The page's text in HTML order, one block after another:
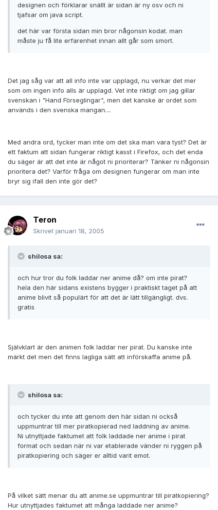
designen och förklarar snällt är sidan är ny osv och ni
tjafsar om java script.
det här var första sidan min bror någonsin kodat. man
måste ju få lite erfarenhet innan allt går som smort.
Det jag såg var att all info inte var upplagd, nu verkar det mer
som om ingen info alls är upplagd. Vet inte riktigt om jag gillar
svenskan i "Hand Förseglingar", men det kanske är ordet som
används i den svenska mangan....
Med andra ord, tycker man inte om det ska man vara tyst? Det är
ett faktum att sidan fungerar riktigt kasst i Firefox, och det enda
du säger är att det inte är något ni prioriterar? Tänker ni någonsin
prioritera det? Varför fråga om designen fungerar om man inte
bryr sig ifall den inte gör det?
Teron
Skrivet januari 18, 2005
shilosa sa:
och hur tror du folk laddar ner anime då? om inte pirat?
hela den här sidans existens bygger i praktiskt taget på att
anime blivit så populärt för att det är lätt tillgängligt. dvs.
gratis
Självklart är den animen folk laddar ner pirat. Du kanske inte
märkt det men det finns lagliga sätt att införskaffa anime på.
shilosa sa:
och tycker du inte att genom den här sidan ni också
uppmuntrar till mer piratkopierad ned laddning av anime.
Ni utnyttjade faktumet att folk laddade ner anime i pirat
format och sedan när ni var etablerade vänder ni ryggen på
piratkopiering och säger er alltid varit emot.
På vilket sätt menar du att anime.se uppmuntrar till piratkopiering?
Hur utnyttjades faktumet att många laddade ner anime?